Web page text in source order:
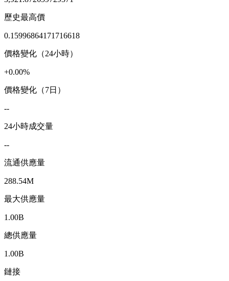
歷史最高價
0.15996864171716618
價格變化（24小時）
+0.00%
價格變化（7日）
--
24小時成交量
--
流通供應量
288.54M
最大供應量
1.00B
總供應量
1.00B
鏈接